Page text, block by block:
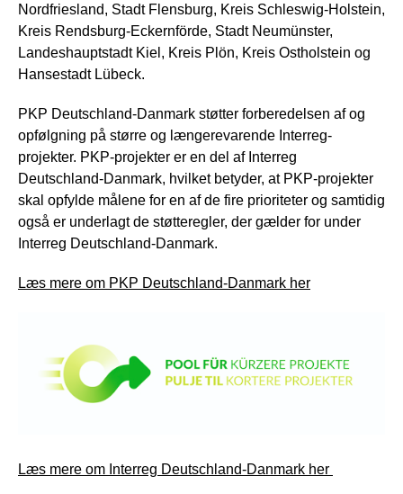
Nordfriesland, Stadt Flensburg, Kreis Schleswig-Holstein,
Kreis Rendsburg-Eckernförde, Stadt Neumünster,
Landeshauptstadt Kiel, Kreis Plön, Kreis Ostholstein og
Hansestadt Lübeck.
PKP Deutschland-Danmark støtter forberedelsen af og
opfølgning på større og længerevarende Interreg-
projekter. PKP-projekter er en del af Interreg
Deutschland-Danmark, hvilket betyder, at PKP-projekter
skal opfylde målene for en af de fire prioriteter og samtidig
også er underlagt de støtteregler, der gælder for under
Interreg Deutschland-Danmark.
Læs mere om PKP Deutschland-Danmark her
Læs mere om Interreg Deutschland-Danmark her